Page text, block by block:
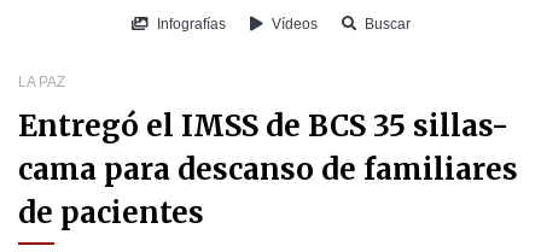
Infografías Vídeos Buscar
LA PAZ
Entregó el IMSS de BCS 35 sillas-
cama para descanso de familiares
de pacientes